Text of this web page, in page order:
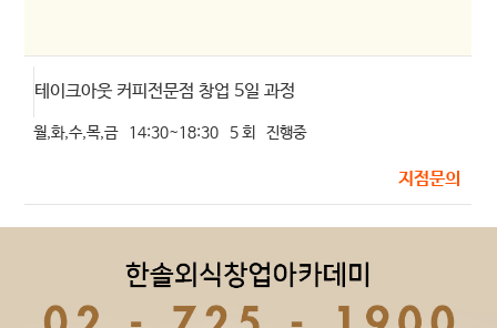
테이크아웃 커피전문점 창업 5일 과정
월,화,수,목,금 14:30~18:30 5 회
지점문의
진행중